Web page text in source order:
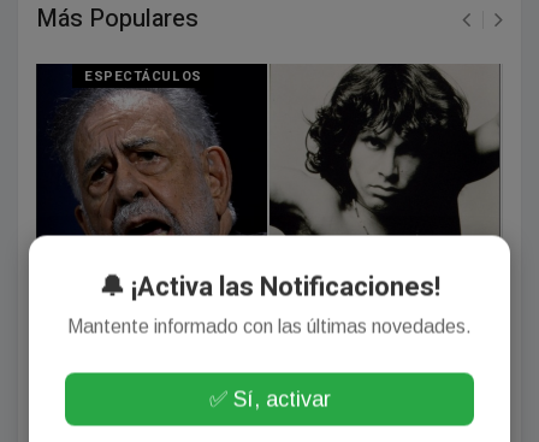
Más Populares
ESPECTÁCULOS
Morrison y que el cantante estuvo de novio con su
hermana, la Adrian de Rocky
Agosto 01, 2026
🔔 ¡Activa las Notificaciones!
Mantente informado con las últimas novedades.
✅ Sí, activar